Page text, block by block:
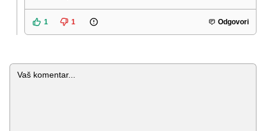
1 1 Odgovori
Komentar